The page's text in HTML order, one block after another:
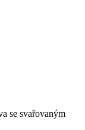
se svařovaným